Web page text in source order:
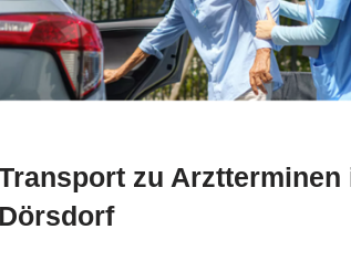
zu Arztterminen
Dörsdorf